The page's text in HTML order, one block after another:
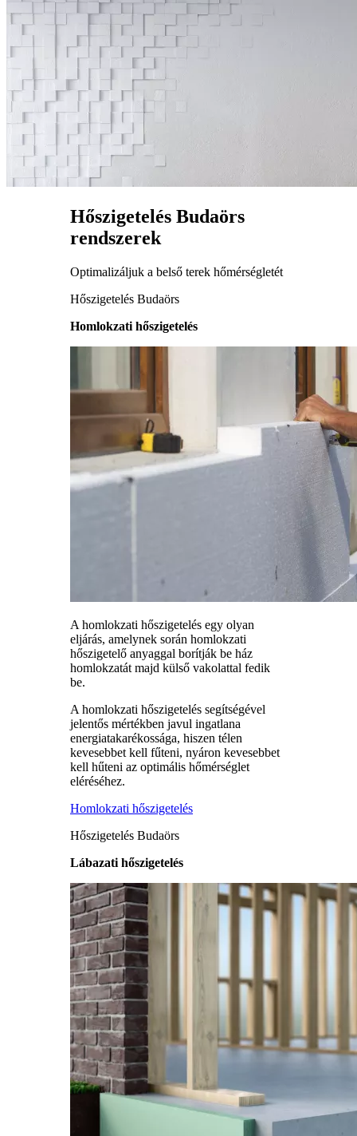
Hőszigetelés Budaörs
rendszerek
Optimalizáljuk a belső terek hőmérségletét
Hőszigetelés Budaörs
Homlokzati hőszigetelés
A homlokzati hőszigetelés egy olyan
eljárás, amelynek során homlokzati
hőszigetelő anyaggal borítják be ház
homlokzatát majd külső vakolattal fedik
be.
A homlokzati hőszigetelés segítségével
jelentős mértékben javul ingatlana
energiatakarékossága, hiszen télen
kevesebbet kell fűteni, nyáron kevesebbet
kell hűteni az optimális hőmérséglet
eléréséhez.
Homlokzati hőszigetelés
Hőszigetelés Budaörs
Lábazati hőszigetelés